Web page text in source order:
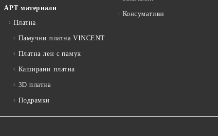
АРТ материали
Платна
Памучни платна VINCENT
Платна лен с памук
Каширани платна
3D платна
Подрамки
Консумативи